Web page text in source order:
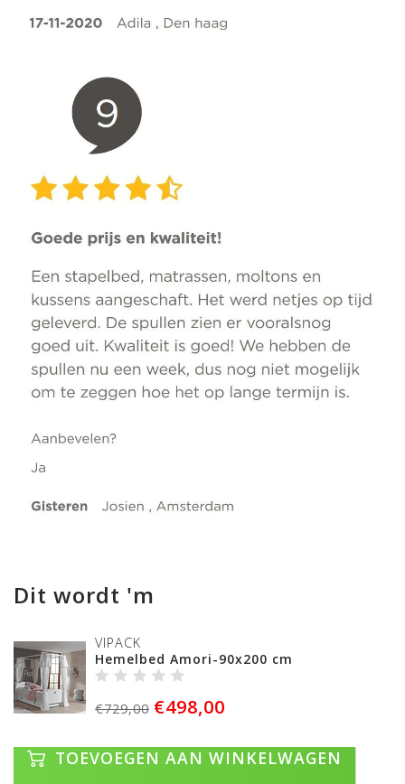
Dit wordt 'm
VIPACK
Hemelbed Amori-90x200 cm
€729,00 €498,00
TOEVOEGEN AAN WINKELWAGEN